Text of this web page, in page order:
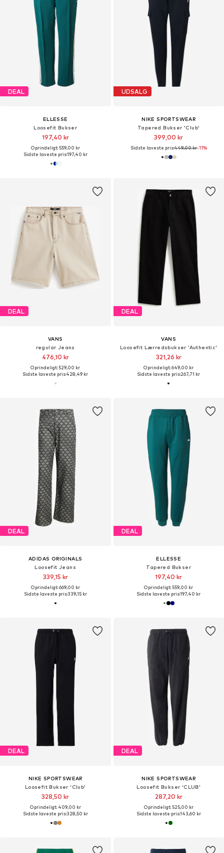
DEAL
ELLESSE
Loosefit Bukser
197,40 kr
Oprindeligt: 559,00 kr
Sidste laveste pris:197,40 kr
UDSALG
NIKE SPORTSWEAR
Tapered Bukser 'Club'
399,00 kr
Sidste laveste pris:449,00 kr-11%
DEAL
VANS
regular Jeans
476,10 kr
Oprindeligt: 529,00 kr
Sidste laveste pris:428,49 kr
DEAL
VANS
Loosefit Lærredsbukser 'Authentic'
321,26 kr
Oprindeligt: 649,00 kr
Sidste laveste pris:267,71 kr
DEAL
ADIDAS ORIGINALS
Loosefit Jeans
339,15 kr
Oprindeligt: 669,00 kr
Sidste laveste pris:339,15 kr
DEAL
ELLESSE
Tapered Bukser
197,40 kr
Oprindeligt: 559,00 kr
Sidste laveste pris:197,40 kr
DEAL
NIKE SPORTSWEAR
Loosefit Bukser 'Club'
328,50 kr
Oprindeligt: 409,00 kr
Sidste laveste pris:328,50 kr
DEAL
NIKE SPORTSWEAR
Loosefit Bukser 'CLUB'
287,20 kr
Oprindeligt: 525,00 kr
Sidste laveste pris:143,60 kr